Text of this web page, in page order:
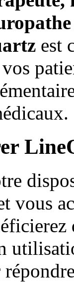
est
vous